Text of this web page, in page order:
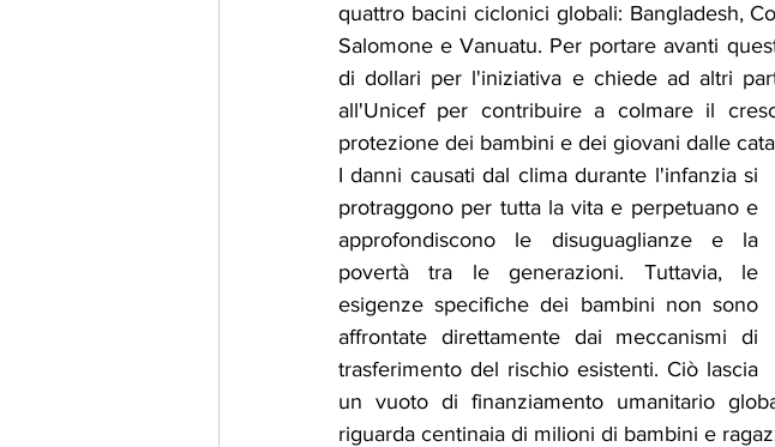
quattro bacini ciclonici globali: Bangladesh,
Salomone e Vanuatu. Per portare avanti
di dollari per l'iniziativa e chiede ad altri
all'Unicef per contribuire a colmare il
protezione dei bambini e dei giovani dalle
I danni causati dal clima durante l'infanzia si
protraggono per tutta la vita e perpetuano e
approfondiscono le disuguaglianze e la
povertà tra le generazioni. Tuttavia, le
esigenze specifiche dei bambini non sono
affrontate direttamente dai meccanismi di
trasferimento del rischio esistenti. Ciò lascia
un vuoto di finanziamento umanitario
riguarda centinaia di milioni di bambini e